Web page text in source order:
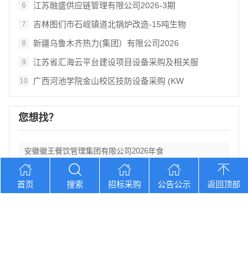
6 江苏融盛供应链管理有限公司2026‑3期
7 吉林图们市石岘镇道北锅炉改造‑15吨生物
8 新疆乌鲁木齐热力(集团）有限公司2026
9 江苏省汇海云平台建设项目设备采购及相关服
10 广西河池学院金山校区技防设备采购 (KW
您想找？
安徽徽王餐饮管理集团有限公司2026年食
山东大学齐鲁医院中药饮片代煎、临方加工服
首页 搜索 招标采购 公告公示 返回顶部